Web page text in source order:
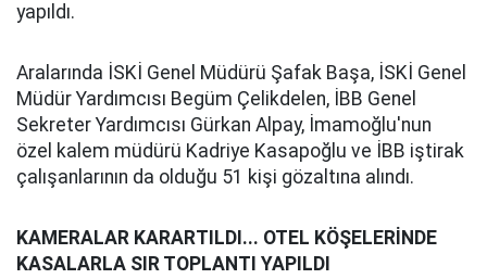
yapıldı.
Aralarında İSKİ Genel Müdürü Şafak Başa, İSKİ Genel
Müdür Yardımcısı Begüm Çelikdelen, İBB Genel
Sekreter Yardımcısı Gürkan Alpay, İmamoğlu'nun
özel kalem müdürü Kadriye Kasapoğlu ve İBB iştirak
çalışanlarının da olduğu 51 kişi gözaltına alındı.
KAMERALAR KARARTILDI... OTEL KÖŞELERİNDE
KASALARLA SIR TOPLANTI YAPILDI